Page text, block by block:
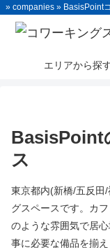
» companies » BasisPoint
エリアから探
BasisPoint
ス
東京都内(新橋/五反田
グスペースです。カ
のような雰囲気で居
事に必要な備品を揃え